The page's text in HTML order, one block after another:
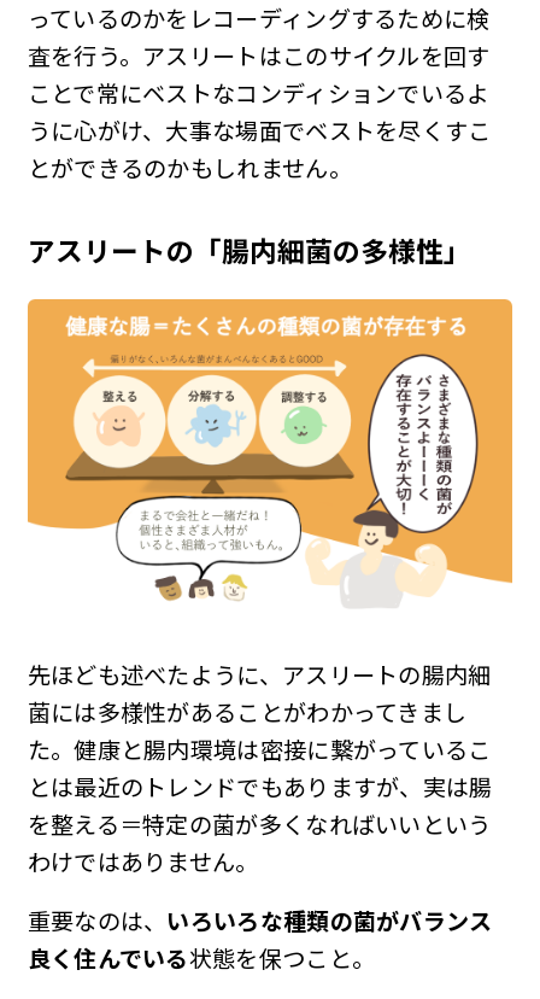
っているのかをレコーディングするために検
査を行う。アスリートはこのサイクルを回す
ことで常にベストなコンディションでいるよ
うに心がけ、大事な場面でベストを尽くすこ
とができるのかもしれません。
アスリートの「腸内細菌の多様性」
先ほども述べたように、アスリートの腸内細
菌には多様性があることがわかってきまし
た。健康と腸内環境は密接に繋がっているこ
とは最近のトレンドでもありますが、実は腸
を整える＝特定の菌が多くなればいいという
わけではありません。
重要なのは、 いろいろな種類の菌がバランス
良く住んでいる状態を保つこと。